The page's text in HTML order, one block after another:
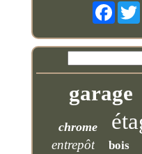
garage
chrome
entrepôt bois